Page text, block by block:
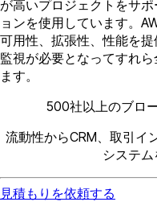
が高いプロジェクトをサ
ョンを使用しています。
可用性、拡張性、性能を
監視が必要となってすれ
ます。
500社以上のブロ
流動性からCRM、取引イ
システム
見積もりを依頼する